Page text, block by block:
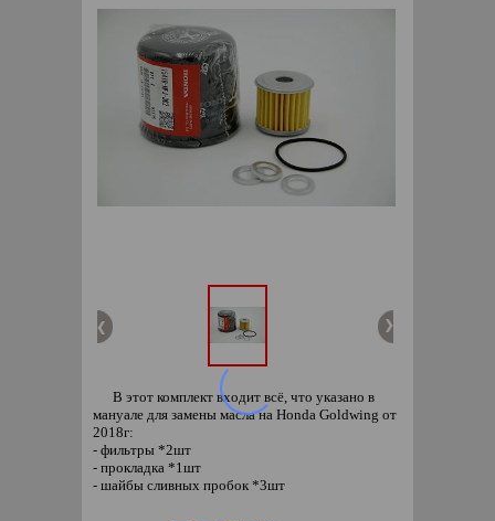
В этот комплект входит всё, что указано в
мануале для замены масла на Honda Goldwing от
2018г:
- фильтры *2шт
- прокладка *1шт
- шайбы сливных пробок *3шт